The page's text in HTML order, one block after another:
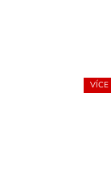
VÍCE